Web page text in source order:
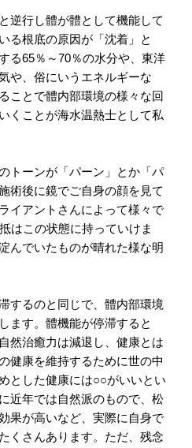
逆行し體が體として機能して
る根底の原因が「沈着」と
る65％～70％の水分や、東洋
や、俗にいうエネルギーな
ことで體内部環境の様々な回
くことが海水温熱士として私
トーンが「パーン」とか「パ
術後に鏡でご自身の顔を見て
イアントさんによって様々で
はこの状態に持っていけま
んでいたものが晴れた様な明
するのと同じで、體内部環境
ます。體機能が停滞すると
然治癒力は減退し、健康とは
健康を維持するために世の中
とした健康には○○がいいとい
近年では自然派のもので、松
果が高いなど、実際に自身で
くさんあります。ただ、残念